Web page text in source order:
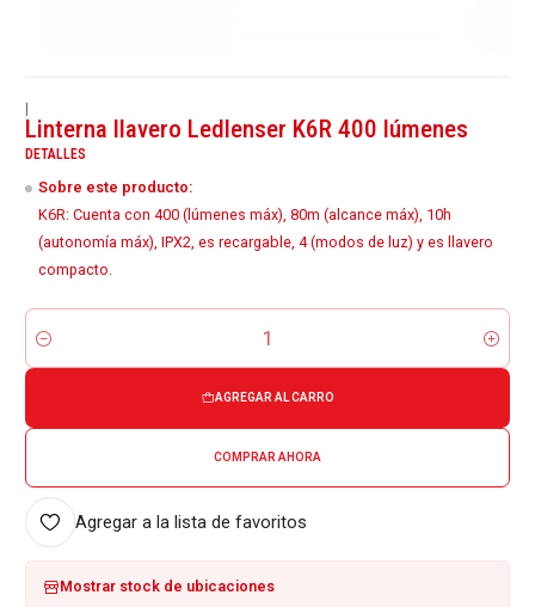
|
Linterna llavero Ledlenser K6R 400 lúmenes
DETALLES
Sobre este producto:
K6R: Cuenta con 400 (lúmenes máx), 80m (alcance máx), 10h
(autonomía máx), IPX2, es recargable, 4 (modos de luz) y es llavero
compacto.
Cantidad
AGREGAR AL CARRO
COMPRAR AHORA
Agregar a la lista de favoritos
Mostrar stock de ubicaciones